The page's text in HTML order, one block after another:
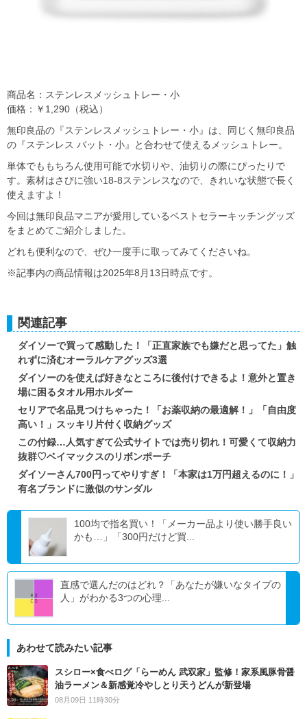
商品名：ステンレスメッシュトレー・小
価格：￥1,290（税込）
無印良品の『ステンレスメッシュトレー・小』は、同じく無印良品
の『ステンレス バット・小』と合わせて使えるメッシュトレー。
単体でももちろん使用可能で水切りや、油切りの際にぴったりで
す。素材はさびに強い18-8ステンレスなので、きれいな状態で長く
使えますよ！
今回は無印良品マニアが愛用しているベストセラーキッチングッズ
をまとめてご紹介しました。
どれも便利なので、ぜひ一度手に取ってみてくださいね。
※記事内の商品情報は2025年8月13日時点です。
関連記事
ダイソーで買って感動した！「正直家族でも嫌だと思ってた」触
れずに済むオーラルケアグッズ3選
ダイソーのを使えば好きなところに後付けできるよ！意外と置き
場に困るタオル用ホルダー
セリアで名品見つけちゃった！「お薬収納の最適解！」「自由度
高い！」スッキリ片付く収納グッズ
この付録…人気すぎて公式サイトでは売り切れ！可愛くて収納力
抜群♡ベイマックスのリボンポーチ
ダイソーさん700円ってやりすぎ！「本家は1万円超えるのに！」
有名ブランドに激似のサンダル
100均で指名買い！「メーカー品より使い勝手良い
かも…」「300円だけど買...
直感で選んだのはどれ？「あなたが嫌いなタイプの
人」がわかる3つの心理...
あわせて読みたい記事
スシロー×食べログ「らーめん 武双家」監修！家系風豚骨醤
油ラーメン＆新感覚冷やしとり天うどんが新登場
08月09日 11時30分